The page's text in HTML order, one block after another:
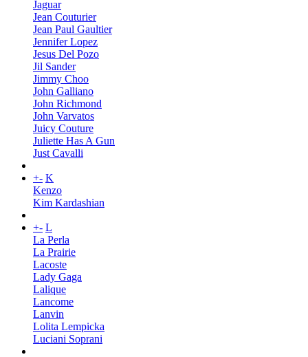
Jaguar
Jean Couturier
Jean Paul Gaultier
Jennifer Lopez
Jesus Del Pozo
Jil Sander
Jimmy Choo
John Galliano
John Richmond
John Varvatos
Juicy Couture
Juliette Has A Gun
Just Cavalli
+- K
Kenzo
Kim Kardashian
+- L
La Perla
La Prairie
Lacoste
Lady Gaga
Lalique
Lancome
Lanvin
Lolita Lempicka
Luciani Soprani